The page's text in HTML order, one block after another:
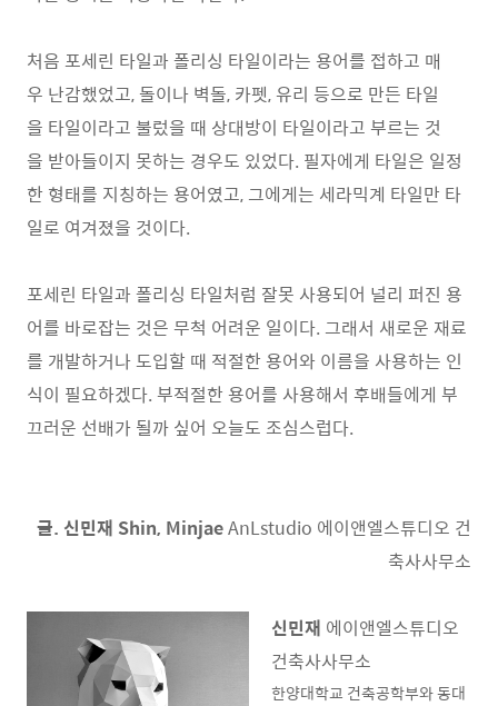
처음 포세린 타일과 폴리싱 타일이라는 용어를 접하고 매
우 난감했었고, 돌이나 벽돌, 카펫, 유리 등으로 만든 타일
을 타일이라고 불렀을 때 상대방이 타일이라고 부르는 것
을 받아들이지 못하는 경우도 있었다. 필자에게 타일은 일정
한 형태를 지칭하는 용어였고, 그에게는 세라믹계 타일만 타
일로 여겨졌을 것이다.
포세린 타일과 폴리싱 타일처럼 잘못 사용되어 널리 퍼진 용
어를 바로잡는 것은 무척 어려운 일이다. 그래서 새로운 재료
를 개발하거나 도입할 때 적절한 용어와 이름을 사용하는 인
식이 필요하겠다. 부적절한 용어를 사용해서 후배들에게 부
끄러운 선배가 될까 싶어 오늘도 조심스럽다.
글. 신민재 Shin, MinjaeAnLstudio 에이앤엘스튜디오 건
축사사무소
신민재 에이앤엘스튜디오
건축사사무소
한양대학교 건축공학부와 동대